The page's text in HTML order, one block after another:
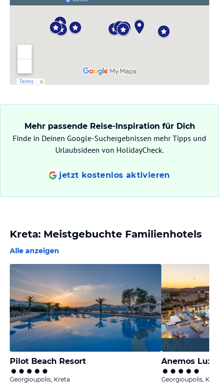
Mehr passende Reise-Inspiration für Dich
Finde in Deinen Google-Suchergebnissen mehr Tipps und
Urlaubsideen von HolidayCheck.
jetzt kostenlos aktivieren
Kreta: Meistgebuchte Familienhotels
Alle anzeigen
Pilot Beach Resort
Georgioupolis, Kreta
Anemos
Georgioupolis,